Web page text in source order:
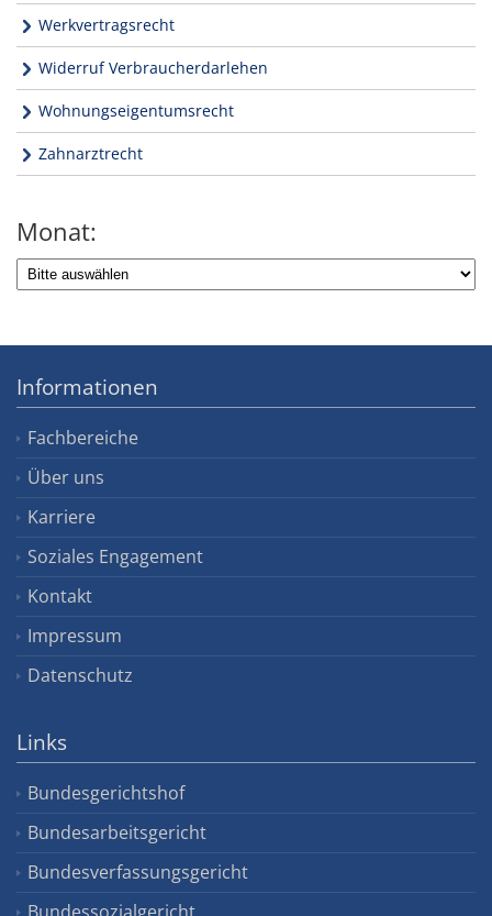
Werkvertragsrecht
Widerruf Verbraucherdarlehen
Wohnungseigentumsrecht
Zahnarztrecht
Monat:
Informationen
Fachbereiche
Über uns
Karriere
Soziales Engagement
Kontakt
Impressum
Datenschutz
Links
Bundesgerichtshof
Bundesarbeitsgericht
Bundesverfassungsgericht